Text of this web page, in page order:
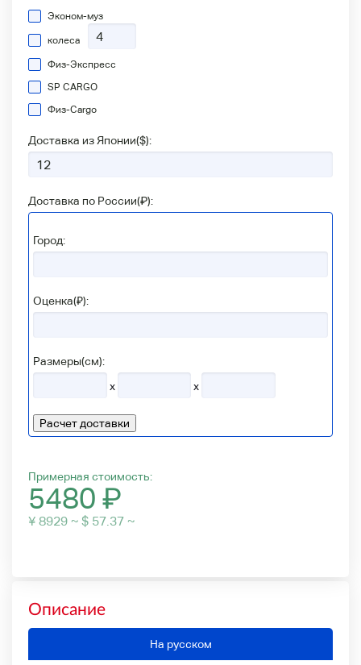
Эконом-муз
колеса
Физ-Экспресс
SP CARGO
Физ-Сargo
Доставка из Японии($):
Доставка по России(₽):
Город:
Оценка(₽):
Размеры(см):
x
x
Расчет доставки
Примерная стоимость:
5480 ₽
¥ 8929 ~ $ 57.37 ~
Описание
На русском